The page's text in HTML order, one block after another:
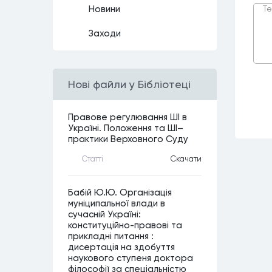
Новини
Заходи
Нові файли у Бібліотеці
Правове регулювання ШІ в
Україні. Положення та ШІ–
практики Верховного Суду
Статтi Скачати
Бабій Ю.Ю. Організація
муніципальної влади в
сучасній Україні:
конституційно-правові та
прикладні питання :
дисертація на здобуття
наукового ступеня доктора
філософії за спеціальністю